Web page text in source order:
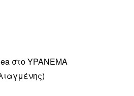
στο YPANEMA